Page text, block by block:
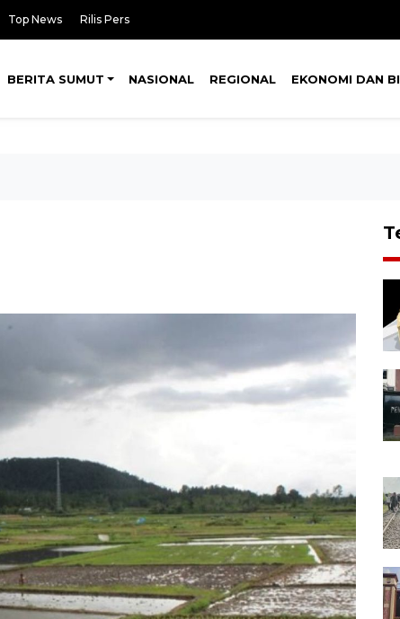
Top News Rilis Pers
BERITA SUMUT NASIONAL REGIONAL EKONOMI DAN